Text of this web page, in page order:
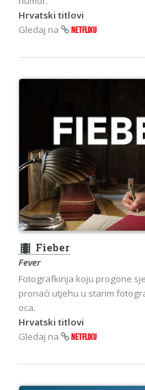
Hrvatski titlovi
Gledaj na
NETFLIXU
theaters Fieber
Fever
Fotografkinja koju progone
pronaći utjehu u starim
oca.
Hrvatski titlovi
Gledaj na
NETFLIXU